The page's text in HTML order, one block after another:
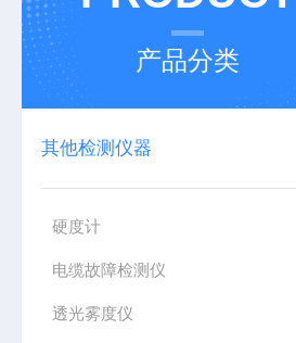
产品分类
其他检测仪器
硬度计
电缆故障检测仪
透光雾度仪